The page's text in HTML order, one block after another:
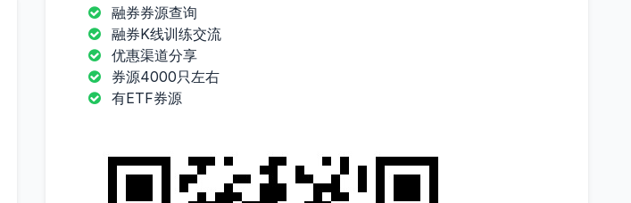
融券券源查询
融券K线训练交流
优惠渠道分享
券源4000只左右
有ETF券源